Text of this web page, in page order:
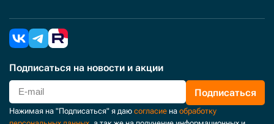
Подписаться на новости и акции
Подписаться
Нажимая на "Подписаться" я даю согласие на обработку